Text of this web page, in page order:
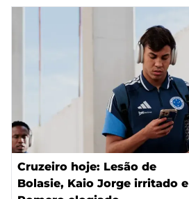
Cruzeiro hoje: Lesão de
Bolasie, Kaio Jorge irritado e